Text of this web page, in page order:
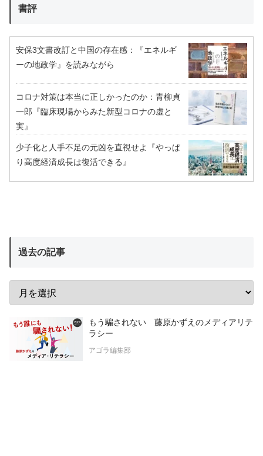
書評
安保3文書改訂と中国の存在感：『エネルギ
ーの地政学』を読みながら
コロナ対策は本当に正しかったのか：青柳貞
一郎『臨床現場からみた新型コロナの虚と
実』
少子化と人手不足の元凶を直視せよ『やっぱ
り高度経済成長は復活できる』
過去の記事
もう騙されない 藤原かずえのメディアリテ
ラシー
アゴラ編集部